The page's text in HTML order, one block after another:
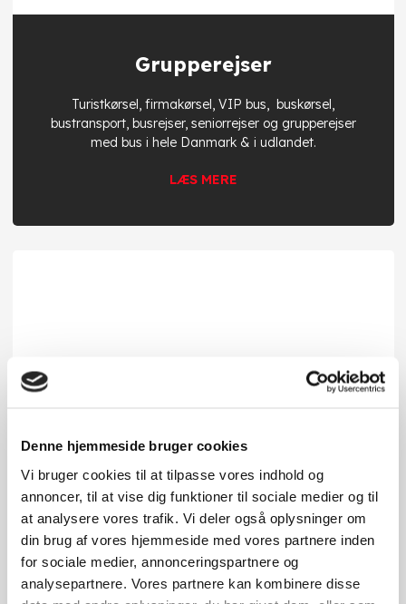
Denne hjemmeside bruger cookies
Vi bruger cookies til at tilpasse vores indhold og
annoncer, til at vise dig funktioner til sociale medier og til
at analysere vores trafik. Vi deler også oplysninger om
din brug af vores hjemmeside med vores partnere inden
for sociale medier, annonceringspartnere og
analysepartnere. Vores partnere kan kombinere disse
Grupperejser
Turistkørsel, firmakørsel, VIP bus, buskørsel,
bustransport, busrejser, seniorrejser og grupperejser
med bus i hele Danmark & i udlandet.​
​LÆS MERE